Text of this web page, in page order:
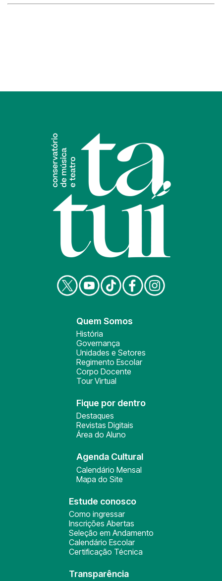
Quem Somos
História
Governança
Unidades e Setores
Regimento Escolar
Corpo Docente
Tour Virtual
Fique por dentro
Destaques
Revistas Digitais
Área do Aluno
Agenda Cultural
Calendário Mensal
Mapa do Site
Estude conosco
Como ingressar
Inscrições Abertas
Seleção em Andamento
Calendário Escolar
Certificação Técnica
Transparência